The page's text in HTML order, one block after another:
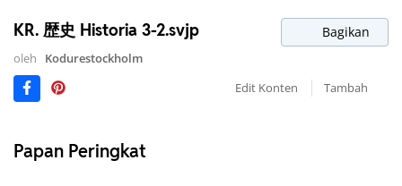
KR. 歴史 Historia 3-2.svjp Bagikan
oleh
Kodurestockholm
Edit Konten
Tambah
Papan Peringkat